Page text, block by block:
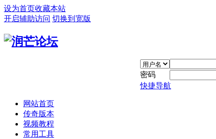
设为首页收藏本站
开启辅助访问 切换到宽版
密码
快捷导航
网站首页
传奇版本
视频教程
常用工具